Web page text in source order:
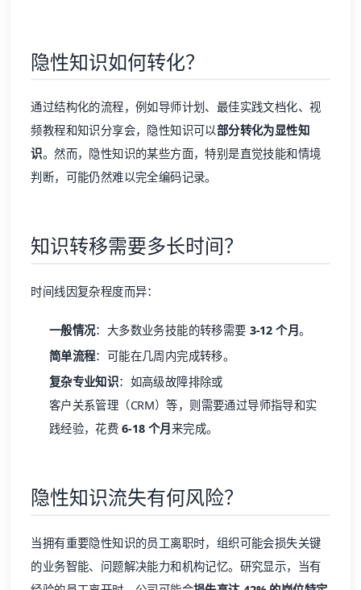
隐性知识如何转化？
通过结构化的流程，例如导师计划、最佳实践文档化、视
频教程和知识分享会，隐性知识可以部分转化为显性知
识。然而，隐性知识的某些方面，特别是直觉技能和情境
判断，可能仍然难以完全编码记录。
知识转移需要多长时间？
时间线因复杂程度而异：
一般情况：大多数业务技能的转移需要 3-12 个月。
简单流程：可能在几周内完成转移。
复杂专业知识：如高级故障排除或
客户关系管理（CRM）等，则需要通过导师指导和实
践经验，花费6-18 个月来完成。
隐性知识流失有何风险？
当拥有重要隐性知识的员工离职时，组织可能会损失关键
的业务智能、问题解决能力和机构记忆。研究显示，当有